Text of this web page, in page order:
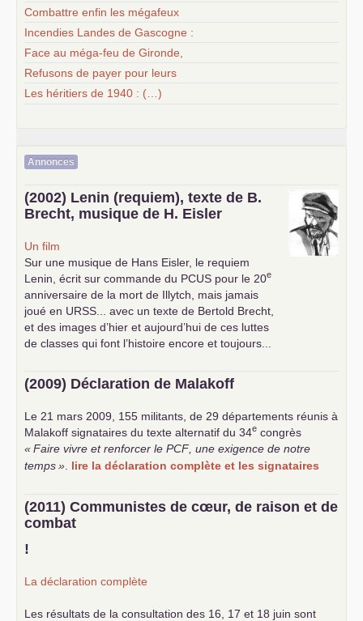
Combattre enfin les mégafeux
Incendies Landes de Gascogne :
Face au méga-feu de Gironde,
Refusons de payer pour leurs
Les héritiers de 1940 : (…)
Annonces
(2002) Lenin (requiem), texte de B.
Brecht, musique de H. Eisler
Un film
Sur une musique de Hans Eisler, le requiem
Lenin, écrit sur commande du PCUS pour le 20e
anniversaire de la mort de Illytch, mais jamais
joué en URSS ... avec un texte de Bertold Brecht,
et des images d’hier et aujourd’hui de ces luttes
de classes qui font l’histoire encore et toujours...
(2009) Déclaration de Malakoff
Le 21 mars 2009, 155 militants, de 29 départements réunis à
Malakoff signataires du texte alternatif du 34e congrès
«Faire vivre et renforcer le PCF , une exigence de notre
temps» lire la déclaration complète et les signataires
(2011) Communistes de cœur, de raison et de
combat
!
La déclaration complète
Les résultats de la consultation des 16, 17 et 18 juin sont